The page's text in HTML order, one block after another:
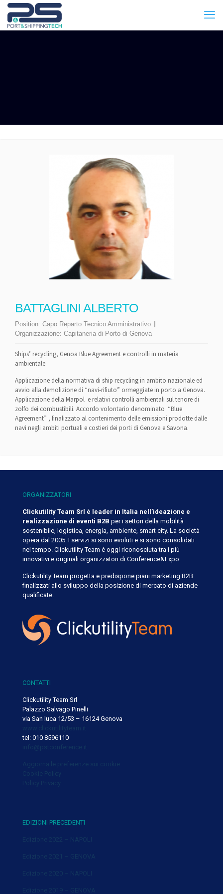
BATTAGLINI ALBERTO
Position: Capo Reparto Tecnico Amministrativo
Organizzazione: Capitaneria di Porto di Genova
Ships’ recycling, Genoa Blue Agreement e controlli in materia
ambientale
Applicazione della normativa di ship recycling in ambito nazionale ed
avvio alla demolizione di “navi-rifiuto” ormeggiate in porto a Genova.
Applicazione della Marpol e relativi controlli ambientali sul tenore di
zolfo dei combustibili. Accordo volontario denominato “Blue
Agreement” , finalizzato al contenimento delle emissioni prodotte dalle
navi negli ambiti portuali e costieri dei porti di Genova e Savona.
ORGANIZZATORI
Clickutility Team Srl è leader in Italia nell’ideazione e
realizzazione di eventi B2B per i settori della mobilità
sostenibile, logistica, energia, ambiente, smart city. La società
opera dal 2005. I servizi si sono evoluti e si sono consolidati
nel tempo. Clickutility Team è oggi riconosciuta tra i più
innovativi e originali organizzatori di Conference&Expo.
Clickutility Team progetta e predispone piani marketing B2B
finalizzati allo sviluppo della posizione di mercato di aziende
qualificate.
CONTATTI
Clickutility Team Srl
Palazzo Salvago Pinelli
via San luca 12/53 – 16124 Genova
www.clickutilityteam.it
tel: 010 8596110
info@pstconference.it
Aggiorna le preferenze sui cookie
Cookie Policy
Policy Privacy
EDIZIONI PRECEDENTI
Edizione 2022 – NAPOLI
Edizione 2021 – GENOVA
Edizione 2020 – NAPOLI
Edizione 2019 – GENOVA